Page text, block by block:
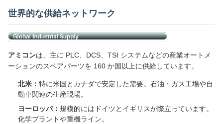
世界的な供給ネットワーク
アミコンは、主に PLC、DCS、TSI システムなどの産業オートメ
ーションのスペアパーツを 160 か国以上に供給しています。
北米： 特に米国とカナダで安定した需要。石油・ガス工場や自
動車関連の生産現場。
ヨーロッパ： 規模的にはドイツとイギリスが際立っています。
化学プラントや重機ライン。